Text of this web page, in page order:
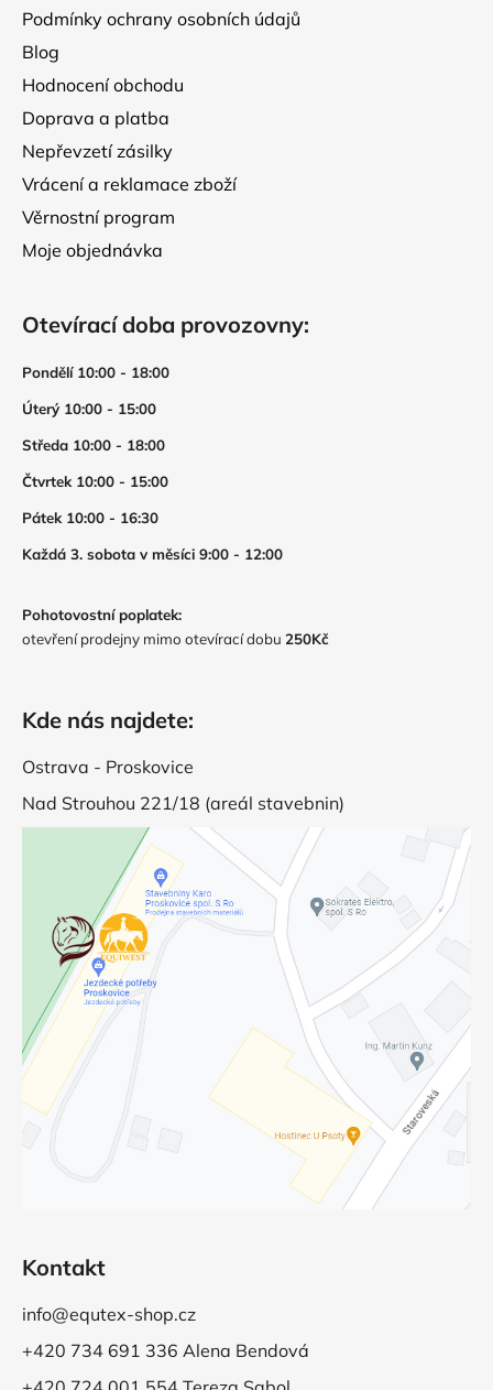
Podmínky ochrany osobních údajů
Blog
Hodnocení obchodu
Doprava a platba
Nepřevzetí zásilky
Vrácení a reklamace zboží
Věrnostní program
Moje objednávka
Otevírací doba provozovny:
Pondělí 10:00 - 18:00
Úterý 10:00 - 15:00
Středa 10:00 - 18:00
Čtvrtek 10:00 - 15:00
Pátek 10:00 - 16:30
Každá 3. sobota v měsíci 9:00 - 12:00
Pohotovostní poplatek:
otevření prodejny mimo otevírací dobu 250Kč
Kde nás najdete:
Ostrava - Proskovice
Nad Strouhou 221/18 (areál stavebnin)
Kontakt
info@equtex-shop.cz
+420 734 691 336 Alena Bendová